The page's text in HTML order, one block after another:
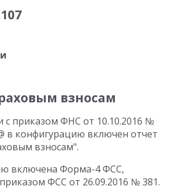
взносам
с приказом ФНС от 10.10.2016 №
в конфигурацию включен отчет
взносам".
включена Форма-4 ФСС,
ФСС от 26.09.2016 № 381.